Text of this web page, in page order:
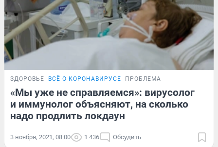
ЗДОРОВЬЕ ВСЁ О КОРОНАВИРУСЕ ПРОБЛЕМА
«Мы уже не справляемся»: вирусолог
и иммунолог объясняют, на сколько
надо продлить локдаун
3 ноября, 2021, 08:00 1 436 Обсудить